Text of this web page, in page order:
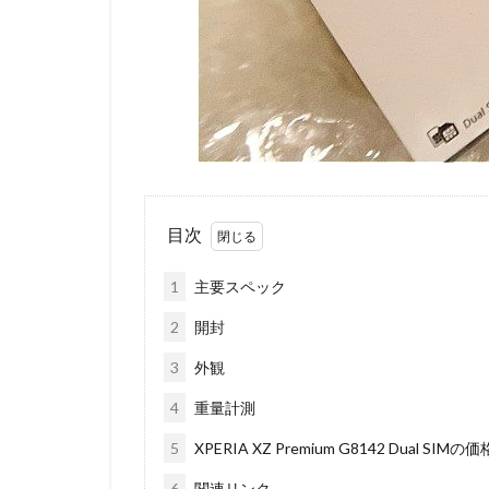
目次
1 主要スペック
2 開封
3 外観
4 重量計測
5 XPERIA XZ Premium G8142 Dual SIMの価